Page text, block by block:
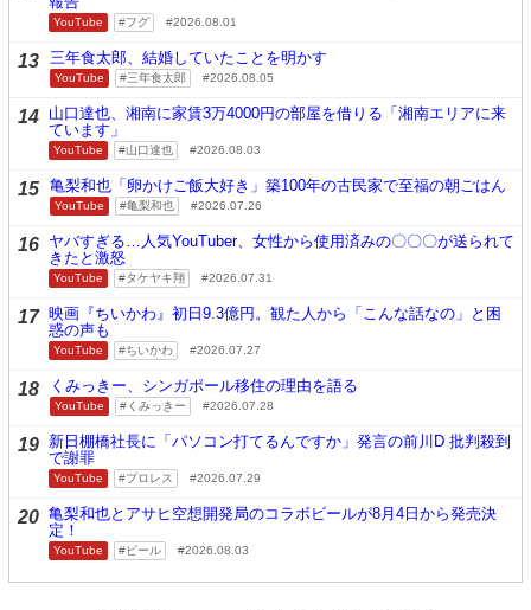
YouTube フグ 2026.08.01
13 三年食太郎、結婚していたことを明かす
YouTube 三年食太郎 2026.08.05
14 山口達也、湘南に家賃3万4000円の部屋を借りる「湘南エリアに来
ています」
YouTube 山口達也 2026.08.03
15 亀梨和也「卵かけご飯大好き」築100年の古民家で至福の朝ごはん
YouTube 亀梨和也 2026.07.26
16 ヤバすぎる…人気YouTuber、女性から使用済みの〇〇〇が送られて
きたと激怒
YouTube タケヤキ翔 2026.07.31
17 映画『ちいかわ』初日9.3億円。観た人から「こんな話なの」と困
惑の声も
YouTube ちいかわ 2026.07.27
18 くみっきー、シンガポール移住の理由を語る
YouTube くみっきー 2026.07.28
19 新日棚橋社長に「パソコン打てるんですか」発言の前川D 批判殺到
で謝罪
YouTube プロレス 2026.07.29
20 亀梨和也とアサヒ空想開発局のコラボビールが8月4日から発売決
定！
YouTube ビール 2026.08.03